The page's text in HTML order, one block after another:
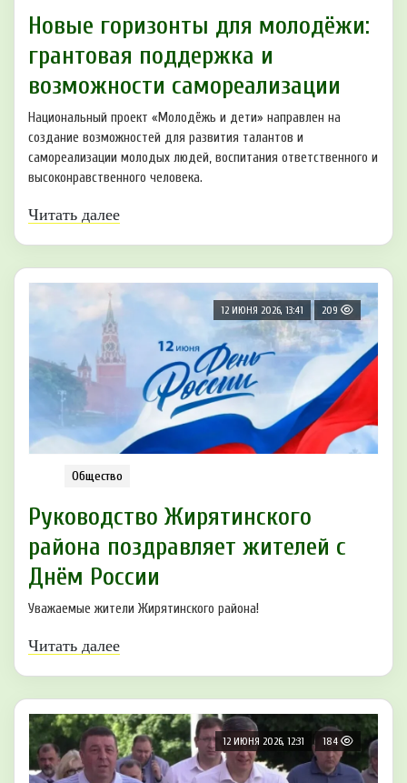
Новые горизонты для молодёжи:
грантовая поддержка и
возможности самореализации
Национальный проект «Молодёжь и дети» направлен на
создание возможностей для развития талантов и
самореализации молодых людей, воспитания ответственного и
высоконравственного человека.
Читать далее
12 ИЮНЯ 2026, 13:41 209
Общество
Руководство Жирятинского
района поздравляет жителей с
Днём России
Уважаемые жители Жирятинского района!
Читать далее
12 ИЮНЯ 2026, 12:31 184